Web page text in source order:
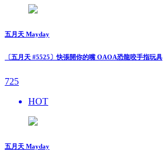
五月天 Mayday
〔五月天 #5525〕快張開你的嘴 OAOA恐龍咬手指玩具
725
HOT
五月天 Mayday